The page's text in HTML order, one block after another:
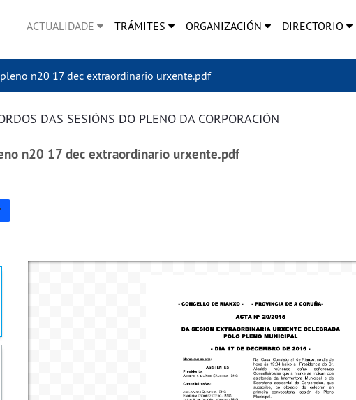
ACTUALIDADE TRÁMITES ORGANIZACIÓN DIRECTORIO
n20 17 dec extraordinario urxente.pdf
DAS SESIÓNS DO PLENO DA CORPORACIÓN
n20 17 dec extraordinario urxente.pdf